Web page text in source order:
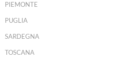
PIEMONTE
PUGLIA
SARDEGNA
TOSCANA